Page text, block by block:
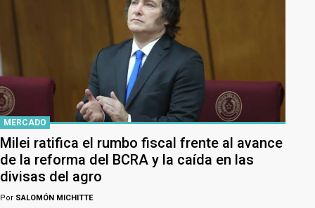
MERCADO
Milei ratifica el rumbo fiscal frente al avance
de la reforma del BCRA y la caída en las
divisas del agro
Por SALOMÓN MICHITTE